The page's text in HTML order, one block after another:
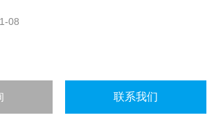
08
联系我们